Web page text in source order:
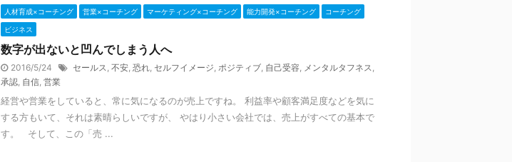
人材育成×コーチング 営業×コーチング マーケティング×コーチング 能力開発×コーチング コーチング
ビジネス
数字が出ないと凹んでしまう人へ
2016/5/24 セールス, 不安, 恐れ, セルフイメージ, ポジティブ, 自己受容, メンタルタフネス,
承認, 自信, 営業
経営や営業をしていると、常に気になるのが売上ですね。 利益率や顧客満足度などを気に
する方もいて、それは素晴らしいですが、 やはり小さい会社では、売上がすべての基本で
す。 そして、この「売 ...